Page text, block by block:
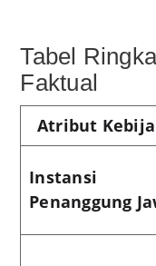
Tabel
Faktual
Atribut
Instansi
Penanggung